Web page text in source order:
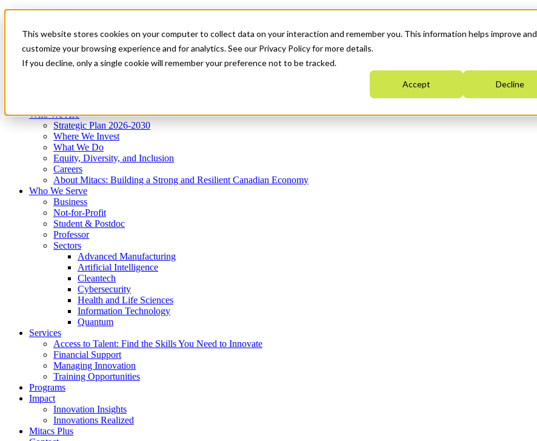
This website stores cookies on your computer to collect data on your interaction and remember you. This information helps improve and
customize your browsing experience and for analytics. See our Privacy Policy for more details.
If you decline, only a single cookie will remember your preference not to be tracked.
Accept Decline
News & Events
Get Started
Menu
Who We Are
Strategic Plan 2026-2030
Where We Invest
What We Do
Equity, Diversity, and Inclusion
Careers
About Mitacs: Building a Strong and Resilient Canadian Economy
Who We Serve
Business
Not-for-Profit
Student & Postdoc
Professor
Sectors
Advanced Manufacturing
Artificial Intelligence
Cleantech
Cybersecurity
Health and Life Sciences
Information Technology
Quantum
Services
Access to Talent: Find the Skills You Need to Innovate
Financial Support
Managing Innovation
Training Opportunities
Programs
Impact
Innovation Insights
Innovations Realized
Mitacs Plus